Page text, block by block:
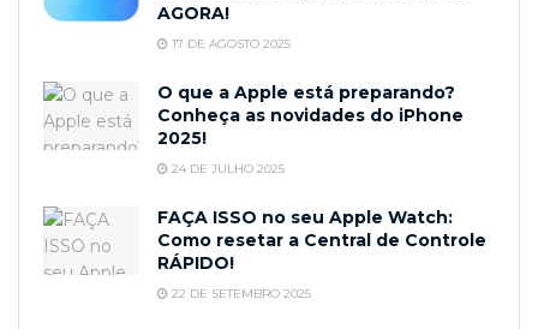
AGORA!
17 DE AGOSTO 2025
O que a Apple está preparando?
Conheça as novidades do iPhone
2025!
24 DE JULHO 2025
FAÇA ISSO no seu Apple Watch:
Como resetar a Central de Controle
RÁPIDO!
22 DE SETEMBRO 2025